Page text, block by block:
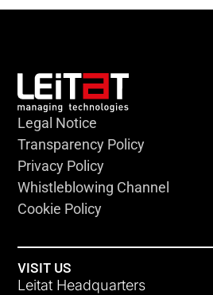
Legal Notice
Transparency Policy
Privacy Policy
Whistleblowing Channel
Cookie Policy
VISIT US
Leitat Headquarters